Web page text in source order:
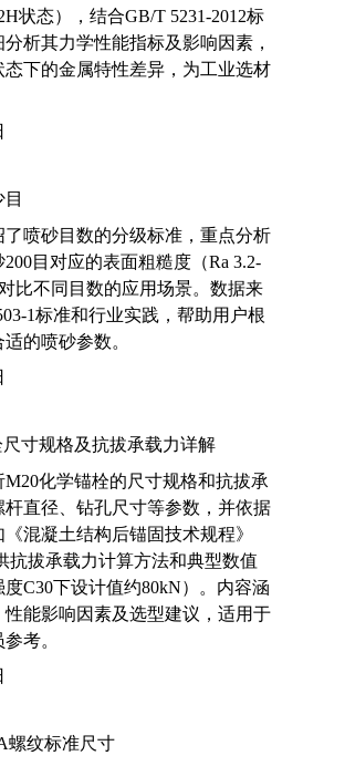
状态），结合GB/T 5231-2012标
析其力学性能指标及影响因素，
态下的金属特性差异，为工业选材
了喷砂目数的分级标准，重点分析
目对应的表面粗糙度（Ra 3.2-
比不同目数的应用场景。数据来
1标准和行业实践，帮助用户根
的喷砂参数。
寸规格及抗拔承载力详解
化学锚栓的尺寸规格和抗拔承
杆直径、钻孔尺寸等参数，并依据
混凝土结构后锚固技术规程》
抗拔承载力计算方法和典型数值
度C30下设计值约80kN）。内容涵
性能影响因素及选型建议，适用于
考。
螺纹标准尺寸